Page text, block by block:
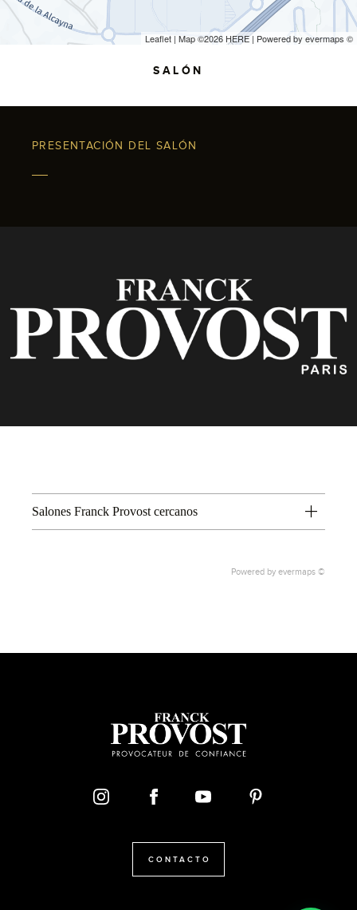
Leaflet | Map ©2026 HERE| Powered by evermaps ©
SALÓN
PRESENTACIÓN DEL SALÓN
Salones Franck Provost cercanos
Powered by evermaps ©
CONTACTO